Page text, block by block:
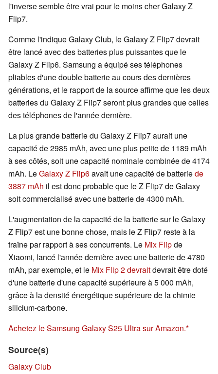
l'inverse semble être vrai pour le moins cher Galaxy Z
Flip7.
Comme l'indique Galaxy Club, le Galaxy Z Flip7 devrait
être lancé avec des batteries plus puissantes que le
Galaxy Z Flip6. Samsung a équipé ses téléphones
pliables d'une double batterie au cours des dernières
générations, et le rapport de la source affirme que les deux
batteries du Galaxy Z Flip7 seront plus grandes que celles
des téléphones de l'année dernière.
La plus grande batterie du Galaxy Z Flip7 aurait une
capacité de 2985 mAh, avec une plus petite de 1189 mAh
à ses côtés, soit une capacité nominale combinée de 4174
mAh. LeGalaxy Z Flip6avait une capacité de batteriede
3887 mAh il est donc probable que le Z Flip7 de Galaxy
soit commercialisé avec une batterie de 4300 mAh.
L'augmentation de la capacité de la batterie sur le Galaxy
Z Flip7 est une bonne chose, mais le Z Flip7 reste à la
traîne par rapport à ses concurrents. Le Mix Flipde
Xiaomi, lancé l'année dernière avec une batterie de 4780
mAh, par exemple, et le Mix Flip 2 devraitdevrait être doté
d'une batterie d'une capacité supérieure à 5 000 mAh,
grâce à la densité énergétique supérieure de la chimie
silicium-carbone.
Achetez le Samsung Galaxy S25 Ultra sur Amazon.
Source(s)
Galaxy Club